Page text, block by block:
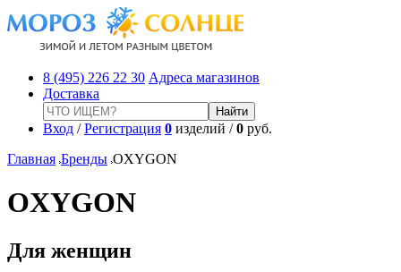
8 (495) 226 22 30 Адреса магазинов
Доставка
Вход /Регистрация 0 изделий /0 руб.
Главная Бренды OXYGON
OXYGON
Для женщин